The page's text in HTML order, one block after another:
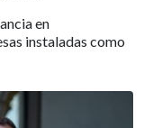
en
instaladas como